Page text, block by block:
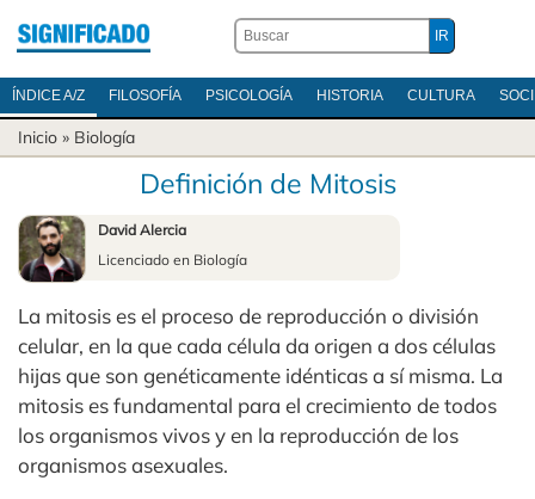
ÍNDICE A/Z FILOSOFÍA PSICOLOGÍA HISTORIA CULTURA
Inicio » Biología
Definición de Mitosis
David Alercia
Licenciado en Biología
La mitosis es el proceso de reproducción o división
celular, en la que cada célula da origen a dos células
hijas que son genéticamente idénticas a sí misma. La
mitosis es fundamental para el crecimiento de todos
los organismos vivos y en la reproducción de los
organismos asexuales.